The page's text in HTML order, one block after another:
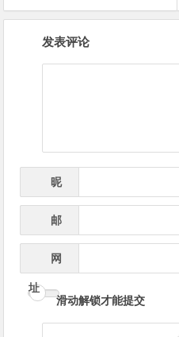
发表评论
昵
邮
网
址
滑动解锁才能提交